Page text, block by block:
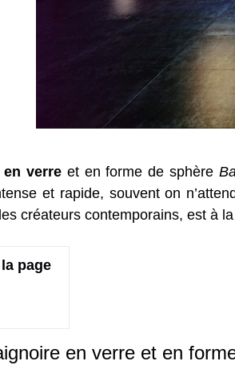
en verreet en forme de sphère
et rapide, souvent on
créateurs contemporains, est à
page
en verre et en